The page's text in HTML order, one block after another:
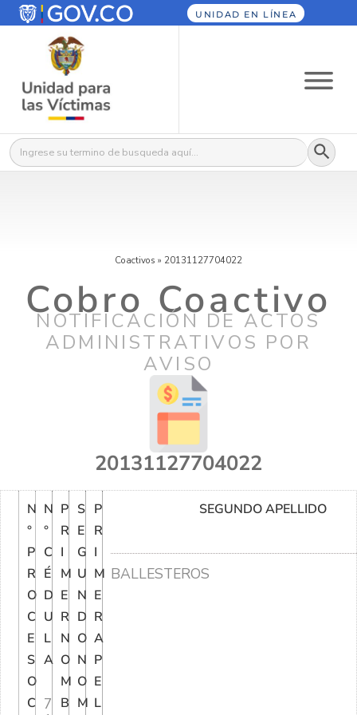
UNIDAD EN LÍNEA
Buscar: Botón
Coactivos » 20131127704022
Cobro Coactivo
NOTIFICACIÓN DE ACTOS
ADMINISTRATIVOS POR
AVISO
20131127704022
N
°
P
R
O
C
E
S
O
C
N
°
C
É
D
U
L
A
7
P
R
I
M
E
R
N
O
M
B
S
E
G
U
N
D
O
N
O
M
P
R
I
M
E
R
A
P
E
L
SEGUNDO APELLIDO
BALLESTEROS